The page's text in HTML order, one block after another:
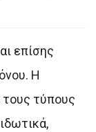
επίσης
Η
τους τύπους